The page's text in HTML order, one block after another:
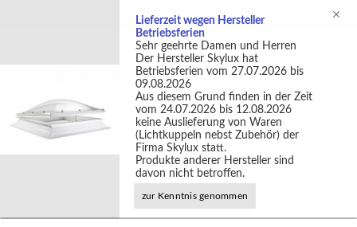
Support +49 (0)2301 9889540
Wellplatten
Lieferzeit wegen Hersteller
Betriebsferien
Sehr geehrte Damen und Herren
Der Hersteller Skylux hat
Betriebsferien vom 27.07.2026 bis
09.08.2026
Aus diesem Grund finden in der Zeit
vom 24.07.2026 bis 12.08.2026
keine Auslieferung von Waren
(Lichtkuppeln nebst Zubehör) der
Firma Skylux statt.
Produkte anderer Hersteller sind
davon nicht betroffen.
zur Kenntnis genommen